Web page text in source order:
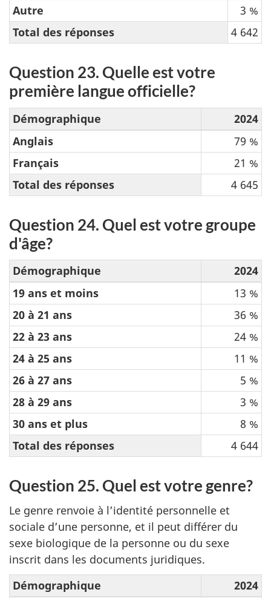
Autre
3 %
Total des réponses
4 642
Question 23. Quelle est votre
première langue officielle?
Démographique
2024
Anglais
79 %
Français
21 %
Total des réponses
4 645
Question 24. Quel est votre groupe
d'âge?
Démographique
2024
19 ans et moins
13 %
20 à 21 ans
36 %
22 à 23 ans
24 %
24 à 25 ans
11 %
26 à 27 ans
5 %
28 à 29 ans
3 %
30 ans et plus
8 %
Total des réponses
4 644
Question 25. Quel est votre genre?
Le genre renvoie à l’identité personnelle et
sociale d’une personne, et il peut différer du
sexe biologique de la personne ou du sexe
inscrit dans les documents juridiques.
Démographique
2024